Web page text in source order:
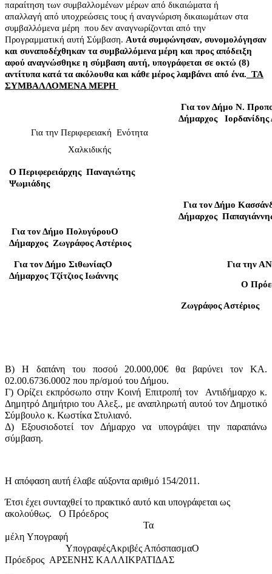
παραίτηση των συμβαλλομένων μέρων από δικαιώματα ή
απαλλαγή από υποχρεώσεις τους ή αναγνώριση δικαιωμάτων στα
συμβαλλόμενα μέρη που δεν αναγνωρίζονται από την
Προγραμματική αυτή Σύμβαση. Αυτά συμφώνησαν, συνομολόγησαν
και συναποδέχθηκαν τα συμβαλλόμενα μέρη και προς απόδειξη
αφού αναγνώσθηκε η σύμβαση αυτή, υπογράφεται σε οκτώ (8)
αντίτυπα κατά τα ακόλουθα και κάθε μέρος λαμβάνει από ένα. ΤΑ
ΣΥΜΒΑΛΛΟΜΕΝΑ ΜΕΡΗ
Για την Περιφερειακή Ενότητα
Χαλκιδικής
Ο Περιφερειάρχης Παναγιώτης
Ψωμιάδης
Για τον Δήμο Ν.
Δήμαρχος
Ιορδανίδης
Για τον Δήμο ΠολυγύρουΟ
Δήμαρχος Ζωγράφος Αστέριος
Για τον Δήμο
Δήμαρχος
Για τον Δήμο ΣιθωνίαςΟ
Δήμαρχος Τζίτζιος Ιωάννης
Για την
Ο
Ζωγράφος Αστέριος
Β) Η δαπάνη του ποσού 20.000,00€ θα βαρύνει τον ΚΑ.
02.00.6736.0002 που πρ/σμού του Δήμου.
Γ) Ορίζει εκπρόσωπο στην Κοινή Επιτροπή τον
Αντιδήμαρχο κ.
Δημητρό Δημήτριο του Αλεξ., με αναπληρωτή αυτού τον Δημοτικό
Σύμβουλο κ. Κωστίκα Στυλιανό.
Δ) Εξουσιοδοτεί τον Δήμαρχο να υπογράψει την παραπάνω
σύμβαση.
Η απόφαση αυτή έλαβε αύξοντα αριθμό 154/2011.
Έτσι έχει συνταχθεί το πρακτικό αυτό και υπογράφεται ως
ακολούθως.
Ο Πρόεδρος
Τα
μέλη Υπογραφή
ΥπογραφέςΑκριβές ΑπόσπασμαΟ
Πρόεδρος ΑΡΣΕΝΗΣ ΚΑΛΛΙΚΡΑΤΙΔΑΣ